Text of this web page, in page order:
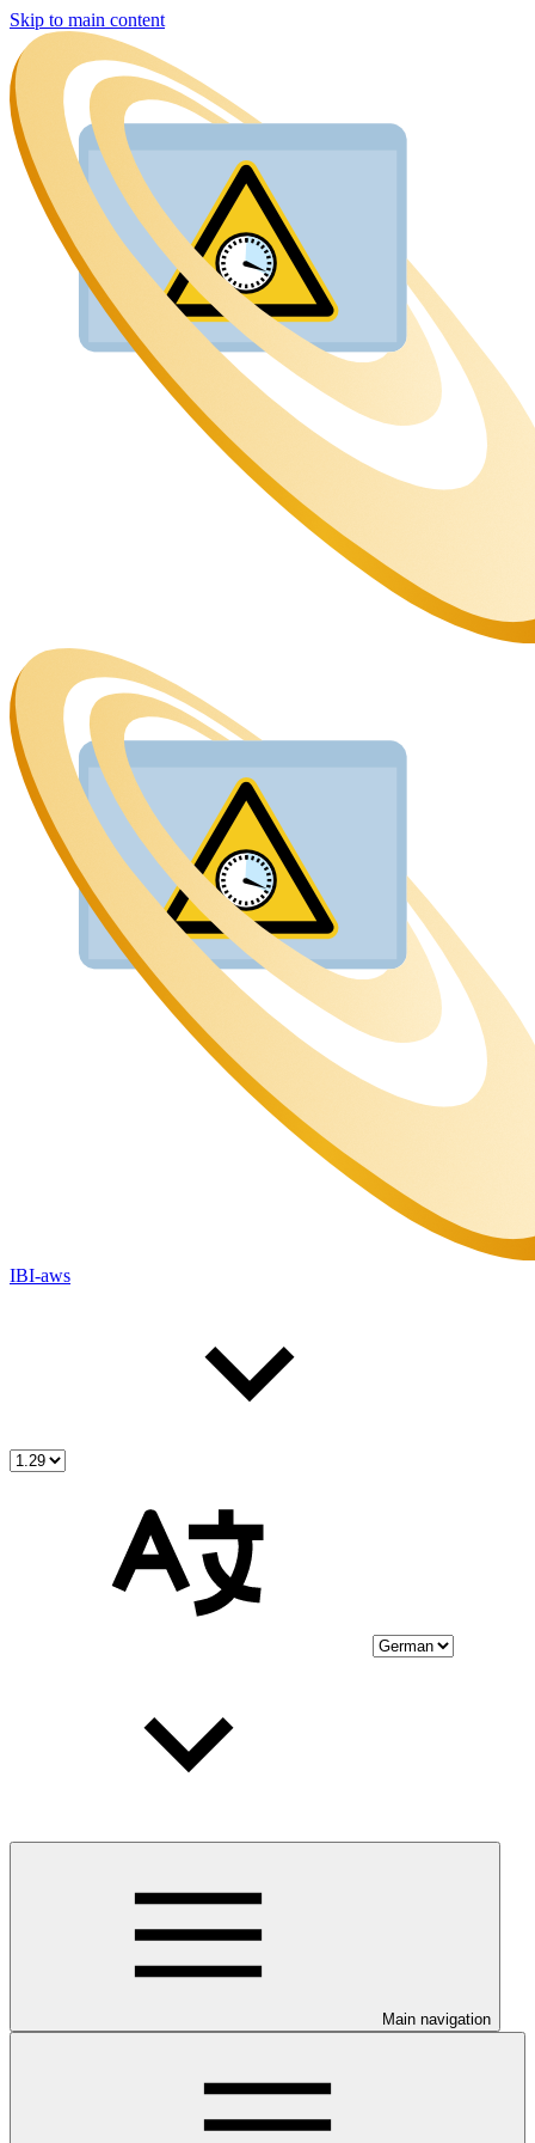
Skip to main content
IBI-aws
Main navigation